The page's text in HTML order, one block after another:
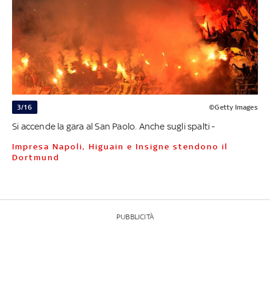
3/16 ©Getty Images
Si accende la gara al San Paolo. Anche sugli spalti -
Impresa Napoli, Higuain e Insigne stendono il
Dortmund
PUBBLICITÀ